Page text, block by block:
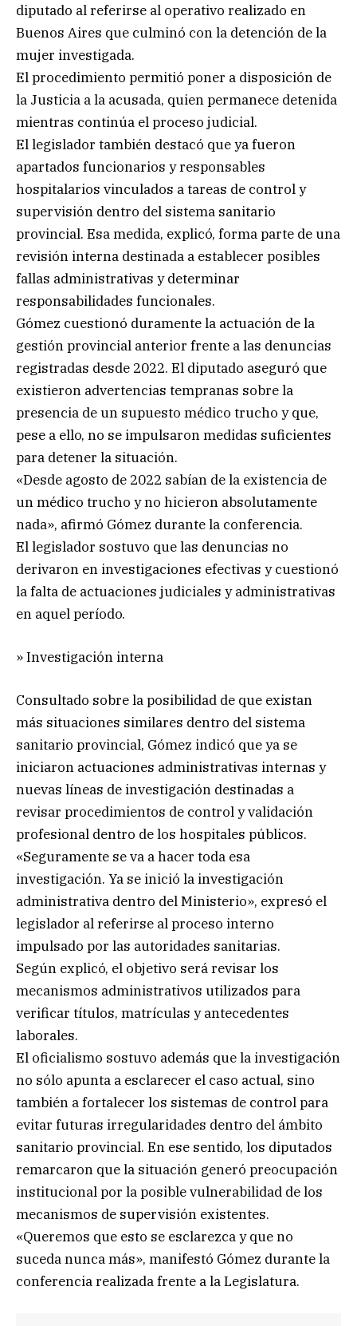
diputado al referirse al operativo realizado en
Buenos Aires que culminó con la detención de la
mujer investigada.
El procedimiento permitió poner a disposición de
la Justicia a la acusada, quien permanece detenida
mientras continúa el proceso judicial.
El legislador también destacó que ya fueron
apartados funcionarios y responsables
hospitalarios vinculados a tareas de control y
supervisión dentro del sistema sanitario
provincial. Esa medida, explicó, forma parte de una
revisión interna destinada a establecer posibles
fallas administrativas y determinar
responsabilidades funcionales.
Gómez cuestionó duramente la actuación de la
gestión provincial anterior frente a las denuncias
registradas desde 2022. El diputado aseguró que
existieron advertencias tempranas sobre la
presencia de un supuesto médico trucho y que,
pese a ello, no se impulsaron medidas suficientes
para detener la situación.
«Desde agosto de 2022 sabían de la existencia de
un médico trucho y no hicieron absolutamente
nada», afirmó Gómez durante la conferencia.
El legislador sostuvo que las denuncias no
derivaron en investigaciones efectivas y cuestionó
la falta de actuaciones judiciales y administrativas
en aquel período.
» Investigación interna
Consultado sobre la posibilidad de que existan
más situaciones similares dentro del sistema
sanitario provincial, Gómez indicó que ya se
iniciaron actuaciones administrativas internas y
nuevas líneas de investigación destinadas a
revisar procedimientos de control y validación
profesional dentro de los hospitales públicos.
«Seguramente se va a hacer toda esa
investigación. Ya se inició la investigación
administrativa dentro del Ministerio», expresó el
legislador al referirse al proceso interno
impulsado por las autoridades sanitarias.
Según explicó, el objetivo será revisar los
mecanismos administrativos utilizados para
verificar títulos, matrículas y antecedentes
laborales.
El oficialismo sostuvo además que la investigación
no sólo apunta a esclarecer el caso actual, sino
también a fortalecer los sistemas de control para
evitar futuras irregularidades dentro del ámbito
sanitario provincial. En ese sentido, los diputados
remarcaron que la situación generó preocupación
institucional por la posible vulnerabilidad de los
mecanismos de supervisión existentes.
«Queremos que esto se esclarezca y que no
suceda nunca más», manifestó Gómez durante la
conferencia realizada frente a la Legislatura.